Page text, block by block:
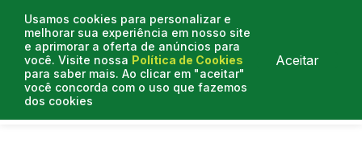
Usamos cookies para personalizar e
melhorar sua experiência em nosso site
e aprimorar a oferta de anúncios para
você. Visite nossa Política de Cookies
para saber mais. Ao clicar em "aceitar"
você concorda com o uso que fazemos
dos cookies
Aceitar
Curtas do Poder